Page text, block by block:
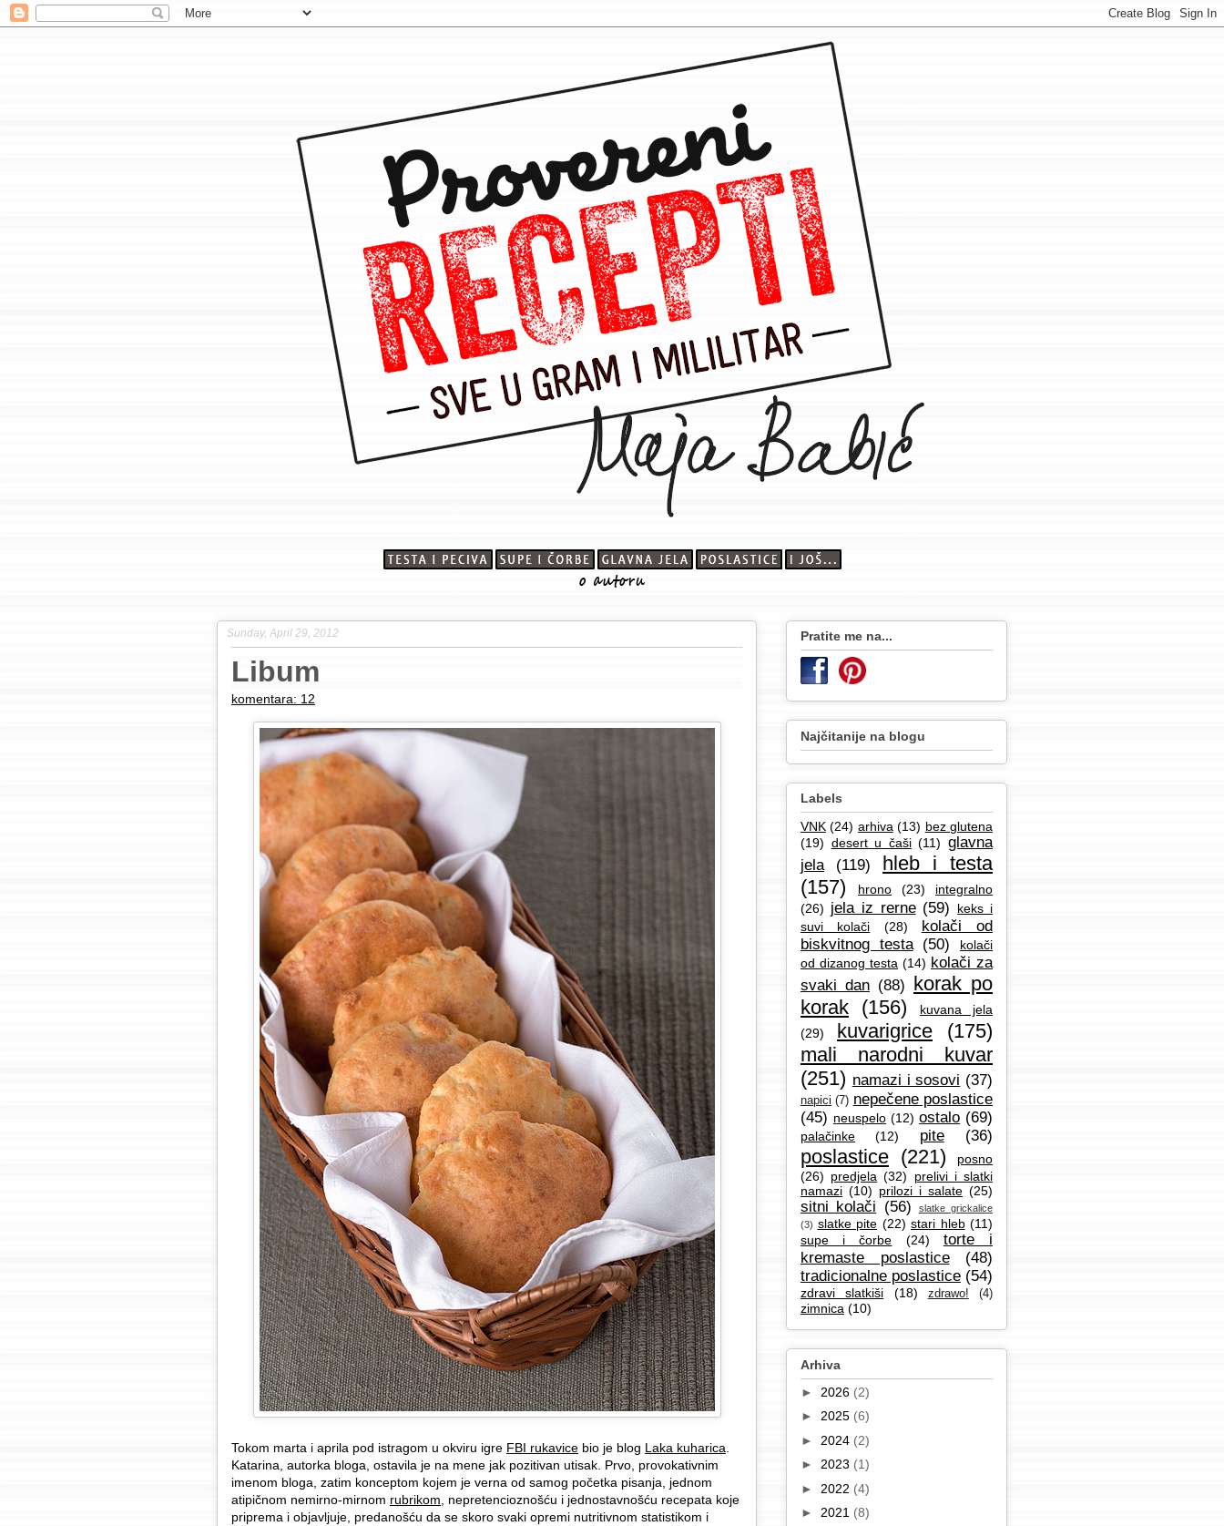
Sunday, April 29, 2012
Libum
komentara: 12
Tokom marta i aprila pod istragom u okviru igre FBI rukavice bio je blog Laka kuharica
Katarina, autorka bloga, ostavila je na mene jak pozitivan utisak. Prvo, provokativnim
imenom bloga, zatim konceptom kojem je verna od samog početka pisanja, jednom
atipičnom nemirno-mirnom rubrikom , nepretencioznošću i jednostavnošću recepata koje
priprema i objavljuje, predanošću da se skoro svaki opremi nutritivnom statistikom i
Pratite me na...
Najčitanije na blogu
Labels
VNK (24) arhiva (13) bez glutena
(19) desert u čaši (11) glavna
jela
(119)
hleb i testa
(157)
hrono (23)
integralno
(26) jela iz rerne (59)
keks i
suvi kolači
(28)
kolači od
biskvitnog testa (50)
kolači
od dizanog testa (14) kolači za
svaki dan (88) korak po
korak (156)
kuvana jela
(29)
kuvarigrice
(175)
mali narodni kuvar
(251) namazi i sosovi (37)
napici (7) nepečene poslastice
(45) neuspelo (12) ostalo (69)
palačinke (12) pite (36)
poslastice (221)
posno
(26) predjela (32)
prelivi i slatki
namazi (10) prilozi i salate (25)
sitni kolači (56)
slatke grickalice
(3) slatke pite (22) stari hleb (11)
supe i čorbe
(24)
torte i
kremaste poslastice
(48)
tradicionalne poslastice (54)
zdravi slatkiši (18) zdrawo! (4)
zimnica (10)
Arhiva
► 2026 (2)
► 2025 (6)
► 2024 (2)
► 2023 (1)
► 2022 (4)
► 2021 (8)